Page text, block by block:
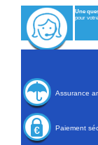
Une
pour
Assurance
Paiement